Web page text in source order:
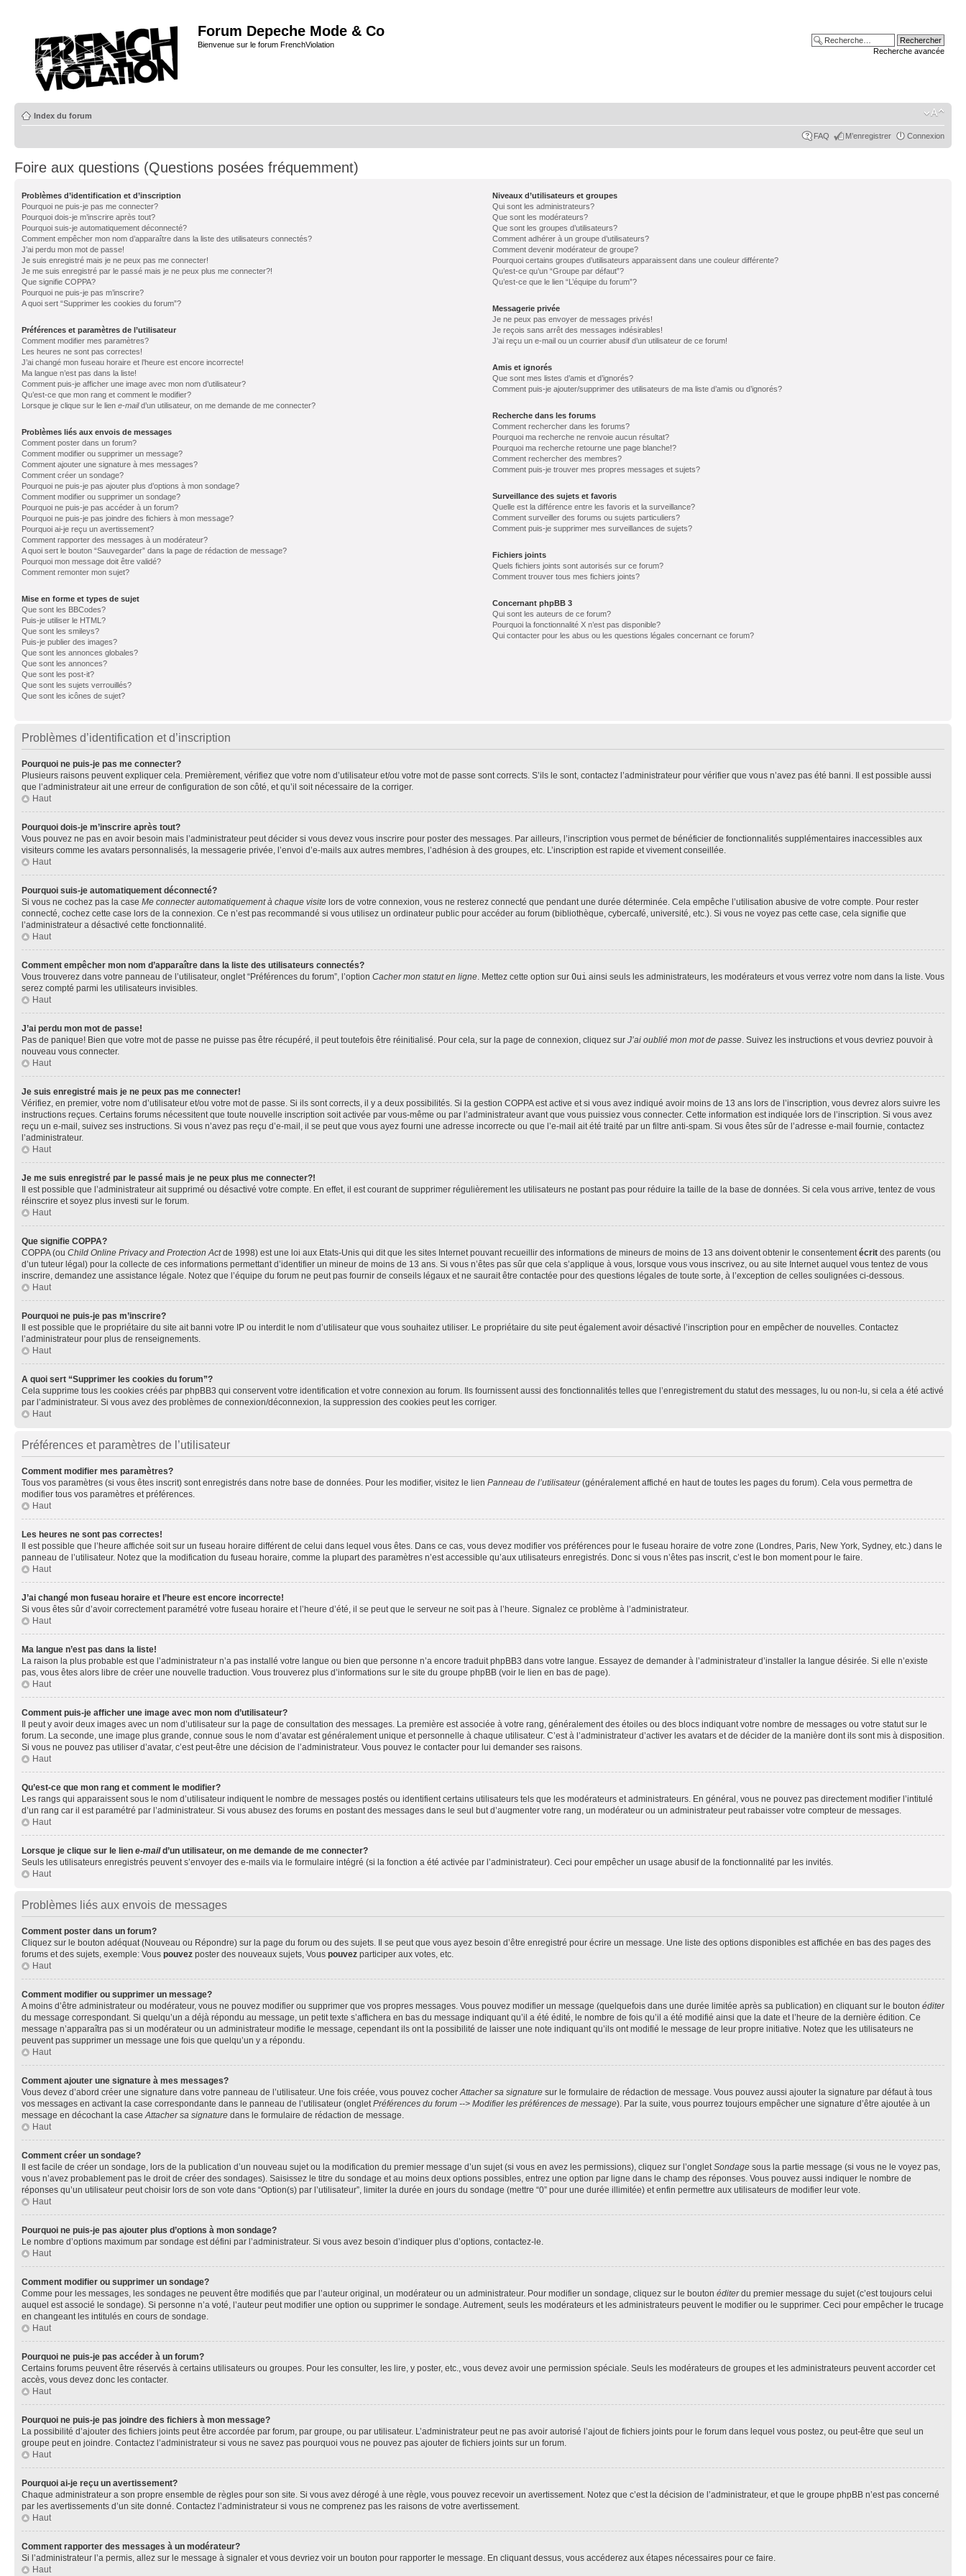
Forum Depeche Mode & Co
Bienvenue sur le forum FrenchViolation
Recherche avancée
Index du forum
FAQ M’enregistrer Connexion
Foire aux questions (Questions posées fréquemment)
Problèmes d’identification et d’inscription
Pourquoi ne puis-je pas me connecter?
Pourquoi dois-je m’inscrire après tout?
Pourquoi suis-je automatiquement déconnecté?
Comment empêcher mon nom d’apparaître dans la liste des utilisateurs connectés?
J’ai perdu mon mot de passe!
Je suis enregistré mais je ne peux pas me connecter!
Je me suis enregistré par le passé mais je ne peux plus me connecter?!
Que signifie COPPA?
Pourquoi ne puis-je pas m’inscrire?
A quoi sert “Supprimer les cookies du forum”?
Préférences et paramètres de l’utilisateur
Comment modifier mes paramètres?
Les heures ne sont pas correctes!
J’ai changé mon fuseau horaire et l’heure est encore incorrecte!
Ma langue n’est pas dans la liste!
Comment puis-je afficher une image avec mon nom d’utilisateur?
Qu’est-ce que mon rang et comment le modifier?
Lorsque je clique sur le lien e-maild’un utilisateur, on me demande de me connecter?
Problèmes liés aux envois de messages
Comment poster dans un forum?
Comment modifier ou supprimer un message?
Comment ajouter une signature à mes messages?
Comment créer un sondage?
Pourquoi ne puis-je pas ajouter plus d’options à mon sondage?
Comment modifier ou supprimer un sondage?
Pourquoi ne puis-je pas accéder à un forum?
Pourquoi ne puis-je pas joindre des fichiers à mon message?
Pourquoi ai-je reçu un avertissement?
Comment rapporter des messages à un modérateur?
A quoi sert le bouton “Sauvegarder” dans la page de rédaction de message?
Pourquoi mon message doit être validé?
Comment remonter mon sujet?
Mise en forme et types de sujet
Que sont les BBCodes?
Puis-je utiliser le HTML?
Que sont les smileys?
Puis-je publier des images?
Que sont les annonces globales?
Que sont les annonces?
Que sont les post-it?
Que sont les sujets verrouillés?
Que sont les icônes de sujet?
Niveaux d’utilisateurs et groupes
Qui sont les administrateurs?
Que sont les modérateurs?
Que sont les groupes d’utilisateurs?
Comment adhérer à un groupe d’utilisateurs?
Comment devenir modérateur de groupe?
Pourquoi certains groupes d’utilisateurs apparaissent dans une couleur différente?
Qu’est-ce qu’un “Groupe par défaut”?
Qu’est-ce que le lien “L’équipe du forum”?
Messagerie privée
Je ne peux pas envoyer de messages privés!
Je reçois sans arrêt des messages indésirables!
J’ai reçu un e-mail ou un courrier abusif d’un utilisateur de ce forum!
Amis et ignorés
Que sont mes listes d’amis et d’ignorés?
Comment puis-je ajouter/supprimer des utilisateurs de ma liste d’amis ou d’ignorés?
Recherche dans les forums
Comment rechercher dans les forums?
Pourquoi ma recherche ne renvoie aucun résultat?
Pourquoi ma recherche retourne une page blanche!?
Comment rechercher des membres?
Comment puis-je trouver mes propres messages et sujets?
Surveillance des sujets et favoris
Quelle est la différence entre les favoris et la surveillance?
Comment surveiller des forums ou sujets particuliers?
Comment puis-je supprimer mes surveillances de sujets?
Fichiers joints
Quels fichiers joints sont autorisés sur ce forum?
Comment trouver tous mes fichiers joints?
Concernant phpBB 3
Qui sont les auteurs de ce forum?
Pourquoi la fonctionnalité X n’est pas disponible?
Qui contacter pour les abus ou les questions légales concernant ce forum?
Problèmes d’identification et d’inscription
Pourquoi ne puis-je pas me connecter?
Plusieurs raisons peuvent expliquer cela. Premièrement, vérifiez que votre nom d’utilisateur et/ou votre mot de passe sont corrects. S’ils le sont, contactez l’administrateur pour vérifier que vous n’avez pas été banni. Il est possible aussi
que l’administrateur ait une erreur de configuration de son côté, et qu’il soit nécessaire de la corriger.
Haut
Pourquoi dois-je m’inscrire après tout?
Vous pouvez ne pas en avoir besoin mais l’administrateur peut décider si vous devez vous inscrire pour poster des messages. Par ailleurs, l’inscription vous permet de bénéficier de fonctionnalités supplémentaires inaccessibles aux
visiteurs comme les avatars personnalisés, la messagerie privée, l’envoi d’e-mails aux autres membres, l’adhésion à des groupes, etc. L’inscription est rapide et vivement conseillée.
Haut
Pourquoi suis-je automatiquement déconnecté?
Si vous ne cochez pas la case Me connecter automatiquement à chaque visite lors de votre connexion, vous ne resterez connecté que pendant une durée déterminée. Cela empêche l’utilisation abusive de votre compte. Pour rester
connecté, cochez cette case lors de la connexion. Ce n’est pas recommandé si vous utilisez un ordinateur public pour accéder au forum (bibliothèque, cybercafé, université, etc.). Si vous ne voyez pas cette case, cela signifie que
l’administrateur a désactivé cette fonctionnalité.
Haut
Comment empêcher mon nom d’apparaître dans la liste des utilisateurs connectés?
Vous trouverez dans votre panneau de l’utilisateur, onglet “Préférences du forum”, l’option Cacher mon statut en ligne. Mettez cette option sur Oui ainsi seuls les administrateurs, les modérateurs et vous verrez votre nom dans la liste. Vous
serez compté parmi les utilisateurs invisibles.
Haut
J’ai perdu mon mot de passe!
Pas de panique! Bien que votre mot de passe ne puisse pas être récupéré, il peut toutefois être réinitialisé. Pour cela, sur la page de connexion, cliquez sur J’ai oublié mon mot de passe. Suivez les instructions et vous devriez pouvoir à
nouveau vous connecter.
Haut
Je suis enregistré mais je ne peux pas me connecter!
Vérifiez, en premier, votre nom d’utilisateur et/ou votre mot de passe. Si ils sont corrects, il y a deux possibilités. Si la gestion COPPA est active et si vous avez indiqué avoir moins de 13 ans lors de l’inscription, vous devrez alors suivre les
instructions reçues. Certains forums nécessitent que toute nouvelle inscription soit activée par vous-même ou par l’administrateur avant que vous puissiez vous connecter. Cette information est indiquée lors de l’inscription. Si vous avez
reçu un e-mail, suivez ses instructions. Si vous n’avez pas reçu d’e-mail, il se peut que vous ayez fourni une adresse incorrecte ou que l’e-mail ait été traité par un filtre anti-spam. Si vous êtes sûr de l’adresse e-mail fournie, contactez
l’administrateur.
Haut
Je me suis enregistré par le passé mais je ne peux plus me connecter?!
Il est possible que l’administrateur ait supprimé ou désactivé votre compte. En effet, il est courant de supprimer régulièrement les utilisateurs ne postant pas pour réduire la taille de la base de données. Si cela vous arrive, tentez de vous
réinscrire et soyez plus investi sur le forum.
Haut
Que signifie COPPA?
COPPA (ou Child Online Privacy and Protection Actde 1998) est une loi aux Etats-Unis qui dit que les sites Internet pouvant recueillir des informations de mineurs de moins de 13 ans doivent obtenir le consentementécrit des parents (ou
d’un tuteur légal) pour la collecte de ces informations permettant d’identifier un mineur de moins de 13 ans. Si vous n’êtes pas sûr que cela s’applique à vous, lorsque vous vous inscrivez, ou au site Internet auquel vous tentez de vous
inscrire, demandez une assistance légale. Notez que l’équipe du forum ne peut pas fournir de conseils légaux et ne saurait être contactée pour des questions légales de toute sorte, à l’exception de celles soulignées ci-dessous.
Haut
Pourquoi ne puis-je pas m’inscrire?
Il est possible que le propriétaire du site ait banni votre IP ou interdit le nom d’utilisateur que vous souhaitez utiliser. Le propriétaire du site peut également avoir désactivé l’inscription pour en empêcher de nouvelles. Contactez
l’administrateur pour plus de renseignements.
Haut
A quoi sert “Supprimer les cookies du forum”?
Cela supprime tous les cookies créés par phpBB3 qui conservent votre identification et votre connexion au forum. Ils fournissent aussi des fonctionnalités telles que l’enregistrement du statut des messages, lu ou non-lu, si cela a été activé
par l’administrateur. Si vous avez des problèmes de connexion/déconnexion, la suppression des cookies peut les corriger.
Haut
Préférences et paramètres de l’utilisateur
Comment modifier mes paramètres?
Tous vos paramètres (si vous êtes inscrit) sont enregistrés dans notre base de données. Pour les modifier, visitez le lien Panneau de l’utilisateur(généralement affiché en haut de toutes les pages du forum). Cela vous permettra de
modifier tous vos paramètres et préférences.
Haut
Les heures ne sont pas correctes!
Il est possible que l’heure affichée soit sur un fuseau horaire différent de celui dans lequel vous êtes. Dans ce cas, vous devez modifier vos préférences pour le fuseau horaire de votre zone (Londres, Paris, New York, Sydney, etc.) dans le
panneau de l’utilisateur. Notez que la modification du fuseau horaire, comme la plupart des paramètres n’est accessible qu’aux utilisateurs enregistrés. Donc si vous n’êtes pas inscrit, c’est le bon moment pour le faire.
Haut
J’ai changé mon fuseau horaire et l’heure est encore incorrecte!
Si vous êtes sûr d’avoir correctement paramétré votre fuseau horaire et l’heure d’été, il se peut que le serveur ne soit pas à l’heure. Signalez ce problème à l’administrateur.
Haut
Ma langue n’est pas dans la liste!
La raison la plus probable est que l’administrateur n’a pas installé votre langue ou bien que personne n’a encore traduit phpBB3 dans votre langue. Essayez de demander à l’administrateur d’installer la langue désirée. Si elle n’existe
pas, vous êtes alors libre de créer une nouvelle traduction. Vous trouverez plus d’informations sur le site du groupe phpBB (voir le lien en bas de page).
Haut
Comment puis-je afficher une image avec mon nom d’utilisateur?
Il peut y avoir deux images avec un nom d’utilisateur sur la page de consultation des messages. La première est associée à votre rang, généralement des étoiles ou des blocs indiquant votre nombre de messages ou votre statut sur le
forum. La seconde, une image plus grande, connue sous le nom d’avatar est généralement unique et personnelle à chaque utilisateur. C’est à l’administrateur d’activer les avatars et de décider de la manière dont ils sont mis à disposition.
Si vous ne pouvez pas utiliser d’avatar, c’est peut-être une décision de l’administrateur. Vous pouvez le contacter pour lui demander ses raisons.
Haut
Qu’est-ce que mon rang et comment le modifier?
Les rangs qui apparaissent sous le nom d’utilisateur indiquent le nombre de messages postés ou identifient certains utilisateurs tels que les modérateurs et administrateurs. En général, vous ne pouvez pas directement modifier l’intitulé
d’un rang car il est paramétré par l’administrateur. Si vous abusez des forums en postant des messages dans le seul but d’augmenter votre rang, un modérateur ou un administrateur peut rabaisser votre compteur de messages.
Haut
Lorsque je clique sur le lien e-maild’un utilisateur, on me demande de me connecter?
Seuls les utilisateurs enregistrés peuvent s’envoyer des e-mails via le formulaire intégré (si la fonction a été activée par l’administrateur). Ceci pour empêcher un usage abusif de la fonctionnalité par les invités.
Haut
Problèmes liés aux envois de messages
Comment poster dans un forum?
Cliquez sur le bouton adéquat (Nouveau ou Répondre) sur la page du forum ou des sujets. Il se peut que vous ayez besoin d’être enregistré pour écrire un message. Une liste des options disponibles est affichée en bas des pages des
forums et des sujets, exemple: Vous pouvez poster des nouveaux sujets, Vous pouvez participer aux votes, etc.
Haut
Comment modifier ou supprimer un message?
A moins d’être administrateur ou modérateur, vous ne pouvez modifier ou supprimer que vos propres messages. Vous pouvez modifier un message (quelquefois dans une durée limitée après sa publication) en cliquant sur le bouton éditer
du message correspondant. Si quelqu’un a déjà répondu au message, un petit texte s’affichera en bas du message indiquant qu’il a été édité, le nombre de fois qu’il a été modifié ainsi que la date et l’heure de la dernière édition. Ce
message n’apparaîtra pas si un modérateur ou un administrateur modifie le message, cependant ils ont la possibilité de laisser une note indiquant qu’ils ont modifié le message de leur propre initiative. Notez que les utilisateurs ne
peuvent pas supprimer un message une fois que quelqu’un y a répondu.
Haut
Comment ajouter une signature à mes messages?
Vous devez d’abord créer une signature dans votre panneau de l’utilisateur. Une fois créée, vous pouvez cocherAttacher sa signature sur le formulaire de rédaction de message. Vous pouvez aussi ajouter la signature par défaut à tous
vos messages en activant la case correspondante dans le panneau de l’utilisateur (ongletPréférences du forum --> Modifier les préférences de message). Par la suite, vous pourrez toujours empêcher une signature d’être ajoutée à un
message en décochant la caseAttacher sa signature dans le formulaire de rédaction de message.
Haut
Comment créer un sondage?
Il est facile de créer un sondage, lors de la publication d’un nouveau sujet ou la modification du premier message d’un sujet (si vous en avez les permissions), cliquez sur l’ongletSondage sous la partie message (si vous ne le voyez pas,
vous n’avez probablement pas le droit de créer des sondages). Saisissez le titre du sondage et au moins deux options possibles, entrez une option par ligne dans le champ des réponses. Vous pouvez aussi indiquer le nombre de
réponses qu’un utilisateur peut choisir lors de son vote dans “Option(s) par l’utilisateur”, limiter la durée en jours du sondage (mettre “0” pour une durée illimitée) et enfin permettre aux utilisateurs de modifier leur vote.
Haut
Pourquoi ne puis-je pas ajouter plus d’options à mon sondage?
Le nombre d’options maximum par sondage est défini par l’administrateur. Si vous avez besoin d’indiquer plus d’options, contactez-le.
Haut
Comment modifier ou supprimer un sondage?
Comme pour les messages, les sondages ne peuvent être modifiés que par l’auteur original, un modérateur ou un administrateur. Pour modifier un sondage, cliquez sur le bouton éditerdu premier message du sujet (c’est toujours celui
auquel est associé le sondage). Si personne n’a voté, l’auteur peut modifier une option ou supprimer le sondage. Autrement, seuls les modérateurs et les administrateurs peuvent le modifier ou le supprimer. Ceci pour empêcher le trucage
en changeant les intitulés en cours de sondage.
Haut
Pourquoi ne puis-je pas accéder à un forum?
Certains forums peuvent être réservés à certains utilisateurs ou groupes. Pour les consulter, les lire, y poster, etc., vous devez avoir une permission spéciale. Seuls les modérateurs de groupes et les administrateurs peuvent accorder cet
accès, vous devez donc les contacter.
Haut
Pourquoi ne puis-je pas joindre des fichiers à mon message?
La possibilité d’ajouter des fichiers joints peut être accordée par forum, par groupe, ou par utilisateur. L’administrateur peut ne pas avoir autorisé l’ajout de fichiers joints pour le forum dans lequel vous postez, ou peut-être que seul un
groupe peut en joindre. Contactez l’administrateur si vous ne savez pas pourquoi vous ne pouvez pas ajouter de fichiers joints sur un forum.
Haut
Pourquoi ai-je reçu un avertissement?
Chaque administrateur a son propre ensemble de règles pour son site. Si vous avez dérogé à une règle, vous pouvez recevoir un avertissement. Notez que c’est la décision de l’administrateur, et que le groupe phpBB n’est pas concerné
par les avertissements d’un site donné. Contactez l’administrateur si vous ne comprenez pas les raisons de votre avertissement.
Haut
Comment rapporter des messages à un modérateur?
Si l’administrateur l’a permis, allez sur le message à signaler et vous devriez voir un bouton pour rapporter le message. En cliquant dessus, vous accéderez aux étapes nécessaires pour ce faire.
Haut